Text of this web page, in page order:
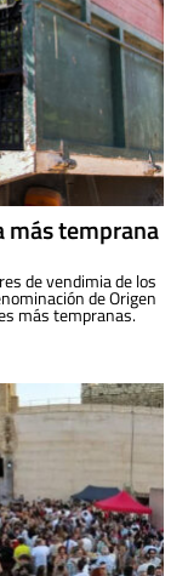
más temprana
de vendimia de los
de Origen
más tempranas.